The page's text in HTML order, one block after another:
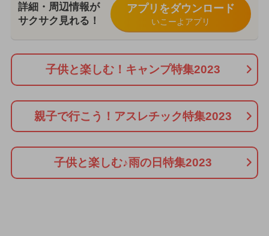
詳細・周辺情報が
サクサク見れる！
アプリをダウンロード
いこーよアプリ
子供と楽しむ！キャンプ特集2023
親子で行こう！アスレチック特集2023
子供と楽しむ♪雨の日特集2023